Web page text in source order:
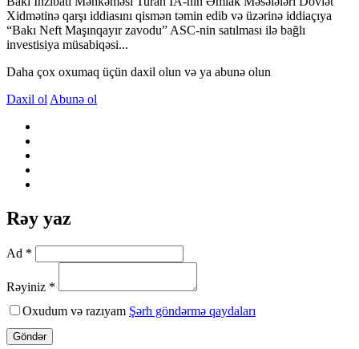
Xidmətinə qarşı iddiasını qismən təmin edib və üzərinə iddiaçıya
“Bakı Neft Maşınqayır zavodu” ASC-nin satılması ilə bağlı
investisiya müsabiqəsi...
Daha çox oxumaq üçün daxil olun və ya abunə olun
Daxil ol Abunə ol
Rəy yaz
Ad *
Rəyiniz *
Oxudum və razıyam Şərh göndərmə qaydaları
Göndər